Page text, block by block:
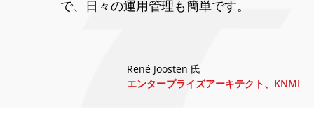
で、日々の運用管理も簡単です。
René Joosten 氏
エンタープライズアーキテクト、KNMI